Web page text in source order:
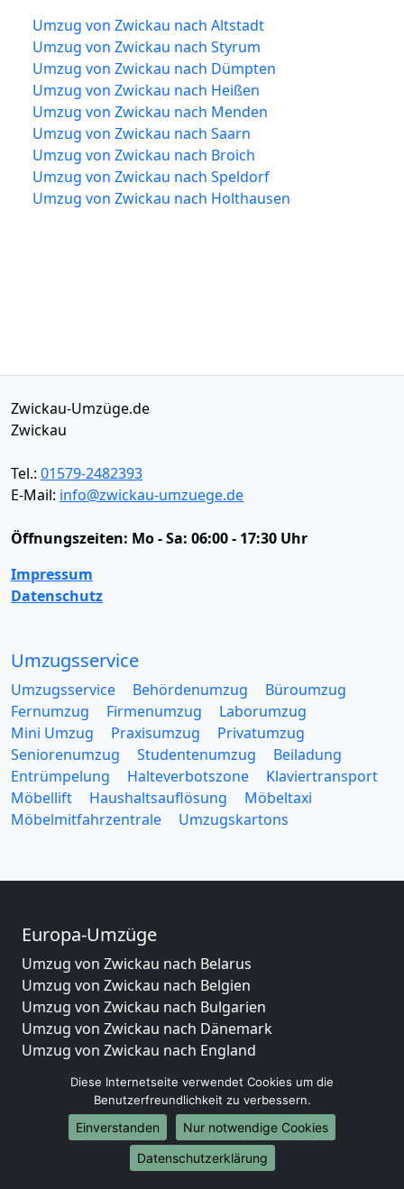
Umzug von Zwickau nach Altstadt
Umzug von Zwickau nach Styrum
Umzug von Zwickau nach Dümpten
Umzug von Zwickau nach Heißen
Umzug von Zwickau nach Menden
Umzug von Zwickau nach Saarn
Umzug von Zwickau nach Broich
Umzug von Zwickau nach Speldorf
Umzug von Zwickau nach Holthausen
Zwickau-Umzüge.de
Zwickau
Tel.: 01579-2482393
E-Mail: info@zwickau-umzuege.de
Öffnungszeiten: Mo - Sa: 06:00 - 17:30 Uhr
Impressum
Datenschutz
Umzugsservice
Umzugsservice Behördenumzug
Büroumzug
Fernumzug
Firmenumzug
Laborumzug
Mini Umzug
Praxisumzug
Privatumzug
Seniorenumzug
Studentenumzug
Beiladung
Entrümpelung
Halteverbotszone
Klaviertransport
Möbellift
Haushaltsauflösung
Möbeltaxi
Möbelmitfahrzentrale
Umzugskartons
Europa-Umzüge
Umzug von Zwickau nach Belarus
Umzug von Zwickau nach Belgien
Umzug von Zwickau nach Bulgarien
Umzug von Zwickau nach Dänemark
Umzug von Zwickau nach England
Umzug von Zwickau nach Bosnien und Herzegowina
Umzug von Zwickau nach Irland
Umzug von Zwickau nach Lettland
Umzug von Zwickau nach Zypern
Diese Internetseite verwendet Cookies um die
Benutzerfreundlichkeit zu verbessern.
Einverstanden
Nur notwendige Cookies
Datenschutzerklärung